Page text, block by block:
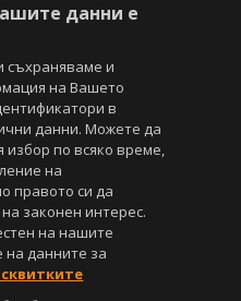
данни е
съхраняваме и
на Вашето
в
данни. Можете да
избор по всяко време,
на
правото си да
законен интерес.
на нашите
на данните за